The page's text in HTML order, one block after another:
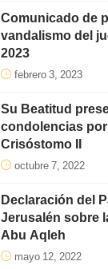
Comunicado de
vandalismo del
2023
febrero 3, 2023
Su Beatitud
condolencias
Crisóstomo II
octubre 7, 2022
Declaración del
Jerusalén sobre
Abu Aqleh
mayo 12, 2022